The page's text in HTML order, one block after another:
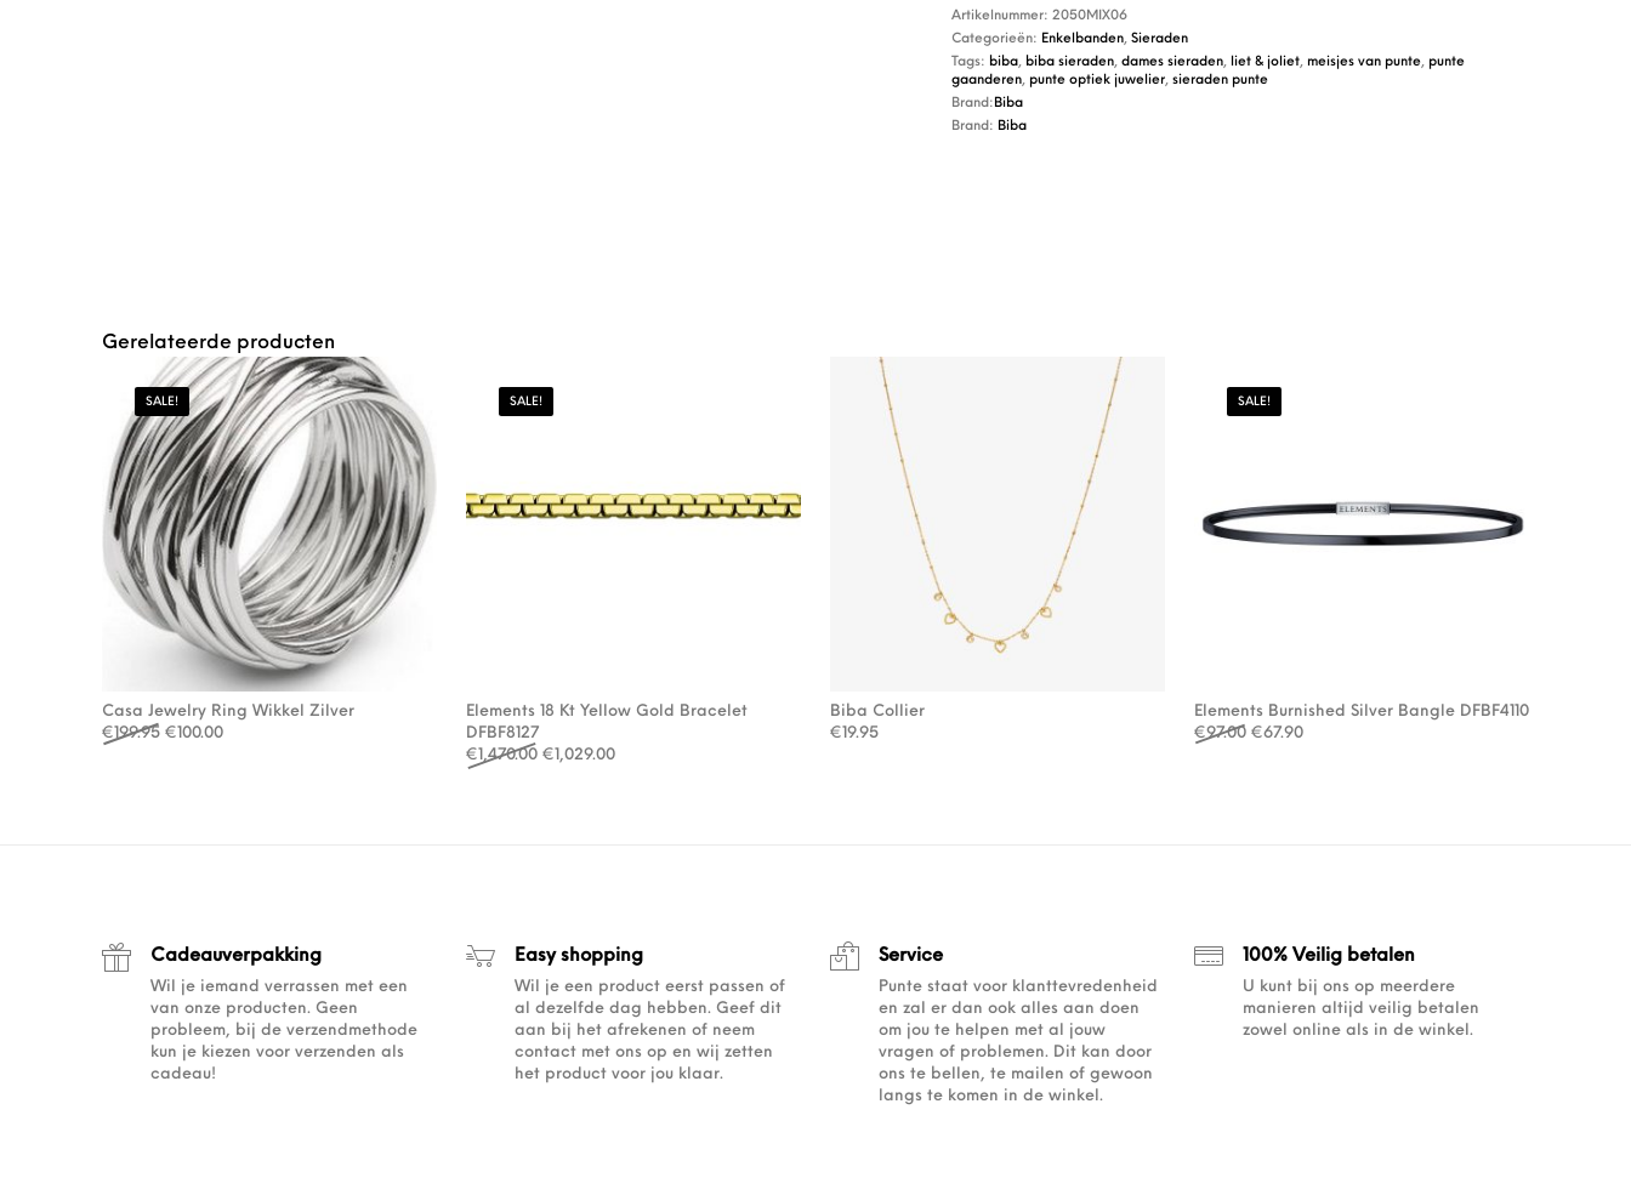
Artikelnummer: 2050MIX06
Categorieën: Enkelbanden, Sieraden
Tags: biba, biba sieraden, dames sieraden, liet & joliet, meisjes van punte, punte
gaanderen, punte optiek juwelier, sieraden punte
Brand: Biba
Brand: Biba
Gerelateerde producten
SALE!
Casa Jewelry Ring Wikkel Zilver
€199.95 Oorspronkelijke prijs was: €199.95.
€100.00Huidige prijs is: €100.00.
SALE!
Elements 18 Kt Yellow Gold Bracelet
DFBF8127
€1,470.00 Oorspronkelijke prijs was: €1,470.00.
€1,029.00Huidige prijs is: €1,029.00.
Biba Collier
€19.95
SALE!
Elements Burnished Silver Bangle DFBF4110
€97.00 Oorspronkelijke prijs was: €97.00.
€67.90Huidige prijs is: €67.90.
Cadeauverpakking
Wil je iemand verrassen met een
van onze producten. Geen
probleem, bij de verzendmethode
kun je kiezen voor verzenden als
cadeau!
Easy shopping
Wil je een product eerst passen of
al dezelfde dag hebben. Geef dit
aan bij het afrekenen of neem
contact met ons op en wij zetten
het product voor jou klaar.
Service
Punte staat voor klanttevredenheid
en zal er dan ook alles aan doen
om jou te helpen met al jouw
vragen of problemen. Dit kan door
ons te bellen, te mailen of gewoon
langs te komen in de winkel.
100% Veilig betalen
U kunt bij ons op meerdere
manieren altijd veilig betalen
zowel online als in de winkel.